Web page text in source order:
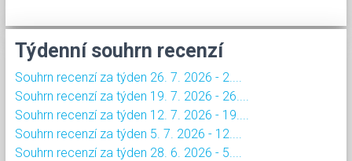
Týdenní souhrn recenzí
Souhrn recenzí za týden 26. 7. 2026 - 2....
Souhrn recenzí za týden 19. 7. 2026 - 26....
Souhrn recenzí za týden 12. 7. 2026 - 19....
Souhrn recenzí za týden 5. 7. 2026 - 12....
Souhrn recenzí za týden 28. 6. 2026 - 5....